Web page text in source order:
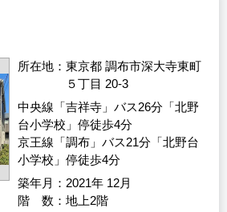
所在地
東京都 調布市深大寺東町
５丁目 20-3
築年月 2021年 12月
中央線「吉祥寺」バス26分「北野
台小学校」停徒歩4分
京王線「調布」バス21分「北野台
小学校」停徒歩4分
階 数 地上2階